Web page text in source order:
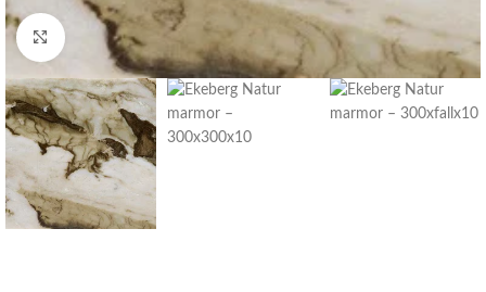
Click to enlarge